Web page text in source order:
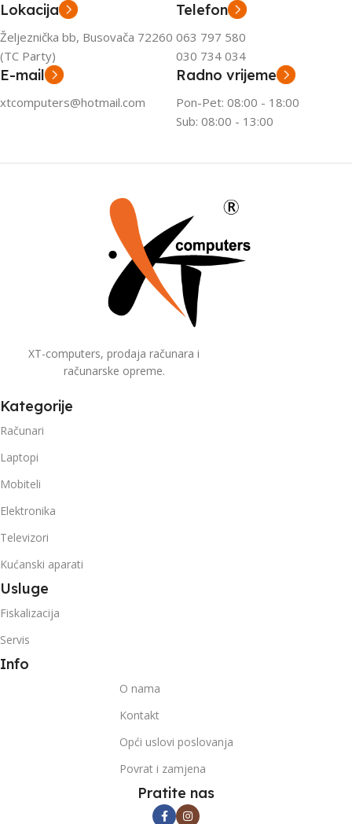
Lokacija
Željeznička bb, Busovača 72260
(TC Party)
Telefon
063 797 580
030 734 034
E-mail
xtcomputers@hotmail.com
Radno vrijeme
Pon-Pet: 08:00 - 18:00
Sub: 08:00 - 13:00
XT-computers, prodaja računara i
računarske opreme.
Kategorije
Računari
Laptopi
Mobiteli
Elektronika
Televizori
Kućanski aparati
Usluge
Fiskalizacija
Servis
Info
O nama
Kontakt
Opći uslovi poslovanja
Povrat i zamjena
Pratite nas